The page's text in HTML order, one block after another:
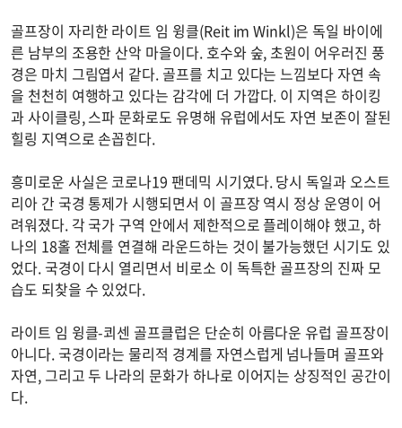
골프장이 자리한 라이트 임 윙클(Reit im Winkl)은 독일 바이에
른 남부의 조용한 산악 마을이다. 호수와 숲, 초원이 어우러진 풍
경은 마치 그림엽서 같다. 골프를 치고 있다는 느낌보다 자연 속
을 천천히 여행하고 있다는 감각에 더 가깝다. 이 지역은 하이킹
과 사이클링, 스파 문화로도 유명해 유럽에서도 자연 보존이 잘된
힐링 지역으로 손꼽힌다.
흥미로운 사실은 코로나19 팬데믹 시기였다. 당시 독일과 오스트
리아 간 국경 통제가 시행되면서 이 골프장 역시 정상 운영이 어
려워졌다. 각 국가 구역 안에서 제한적으로 플레이해야 했고, 하
나의 18홀 전체를 연결해 라운드하는 것이 불가능했던 시기도 있
었다. 국경이 다시 열리면서 비로소 이 독특한 골프장의 진짜 모
습도 되찾을 수 있었다.
라이트 임 윙클-쾨센 골프클럽은 단순히 아름다운 유럽 골프장이
아니다. 국경이라는 물리적 경계를 자연스럽게 넘나들며 골프와
자연, 그리고 두 나라의 문화가 하나로 이어지는 상징적인 공간이
다.